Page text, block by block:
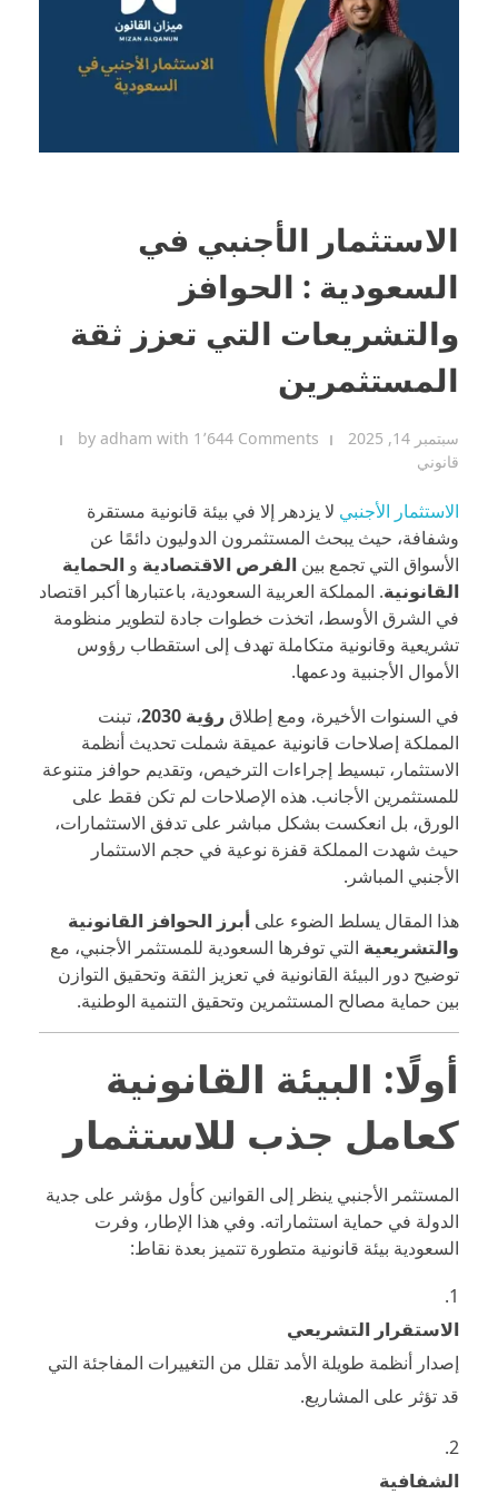
الاستثمار الأجنبي في
السعودية : الحوافز
والتشريعات التي تعزز ثقة
المستثمرين
سبتمبر 14, 2025 by adham with 1٬644 Comments
قانوني
الاستثمار الأجنبي لا يزدهر إلا في بيئة قانونية مستقرة
وشفافة، حيث يبحث المستثمرون الدوليون دائمًا عن
الأسواق التي تجمع بين الفرص الاقتصادية و الحماية
القانونية. المملكة العربية السعودية، باعتبارها أكبر اقتصاد
في الشرق الأوسط، اتخذت خطوات جادة لتطوير منظومة
تشريعية وقانونية متكاملة تهدف إلى استقطاب رؤوس
الأموال الأجنبية ودعمها.
في السنوات الأخيرة، ومع إطلاق رؤية 2030
، تبنت
المملكة إصلاحات قانونية عميقة شملت تحديث أنظمة
الاستثمار، تبسيط إجراءات الترخيص، وتقديم حوافز متنوعة
للمستثمرين الأجانب. هذه الإصلاحات لم تكن فقط على
الورق، بل انعكست بشكل مباشر على تدفق الاستثمارات،
حيث شهدت المملكة قفزة نوعية في حجم الاستثمار
الأجنبي المباشر.
هذا المقال يسلط الضوء على أبرز الحوافز القانونية
والتشريعية التي توفرها السعودية للمستثمر الأجنبي، مع
توضيح دور البيئة القانونية في تعزيز الثقة وتحقيق التوازن
بين حماية مصالح المستثمرين وتحقيق التنمية الوطنية.
أولًا: البيئة القانونية
كعامل جذب للاستثمار
المستثمر الأجنبي ينظر إلى القوانين كأول مؤشر على جدية
الدولة في حماية استثماراته. وفي هذا الإطار، وفرت
السعودية بيئة قانونية متطورة تتميز بعدة نقاط:
الاستقرار التشريعي
إصدار أنظمة طويلة الأمد تقلل من التغييرات المفاجئة التي
قد تؤثر على المشاريع.
الشفافية